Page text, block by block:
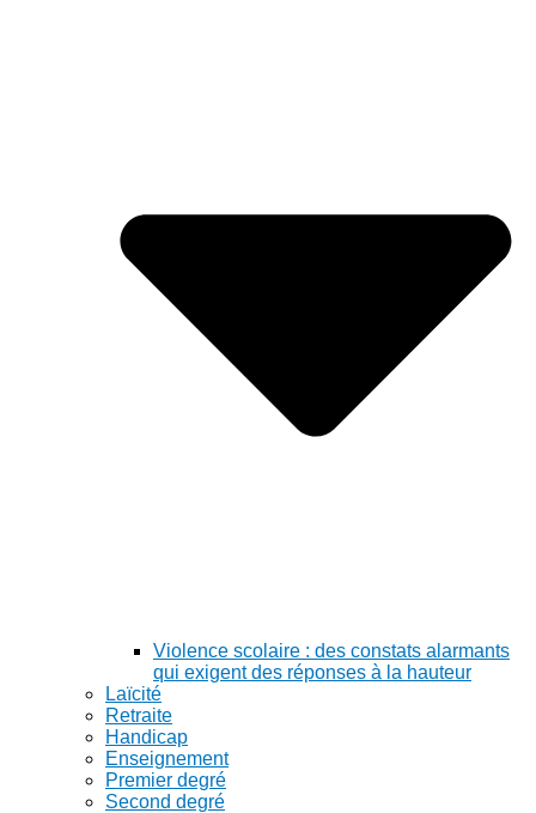
Violence scolaire : des constats alarmants
qui exigent des réponses à la hauteur
Laïcité
Retraite
Handicap
Enseignement
Premier degré
Second degré